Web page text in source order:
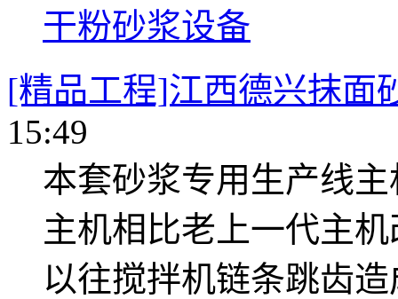
干粉砂浆设备
[精品工程]江西德兴抹面
15:49
本套砂浆专用生产线
主机相比老上一代主
以往搅拌机链条跳齿